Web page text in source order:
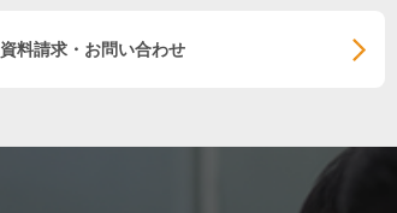
資料請求・お問い合わせ